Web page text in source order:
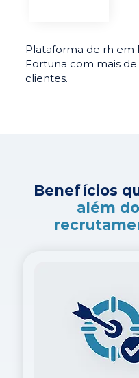
Plataforma de rh em
Fortuna com mais
clientes.
Benefícios
além do